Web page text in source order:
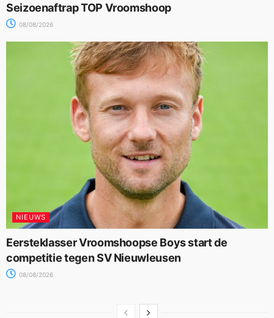
Seizoenaftrap TOP Vroomshoop
08/08/2026
NIEUWS
Eersteklasser Vroomshoopse Boys start de
competitie tegen SV Nieuwleusen
08/08/2026